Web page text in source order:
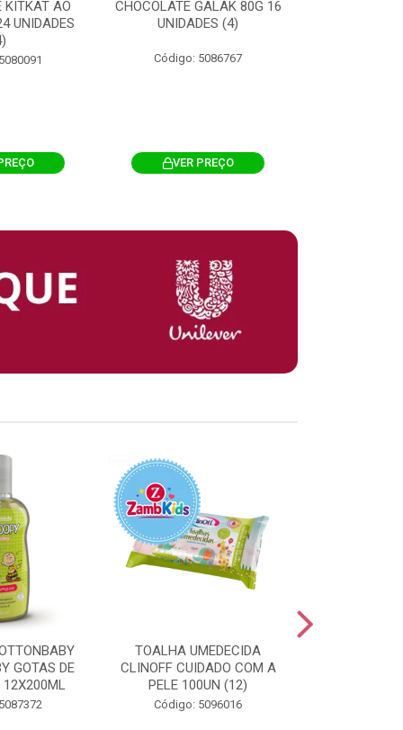
KITKAT AO
UNIDADES
CHOCOLATE GALAK 80G 16
UNIDADES (4)
Código: 5086767
VER PREÇO
GOTAS DE
TOALHA UMEDECIDA
CLINOFF CUIDADO COM A
PELE 100UN (12)
Código: 5096016